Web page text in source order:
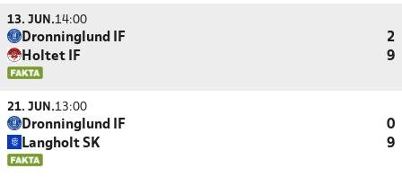
13. JUN.14:00
Dronninglund IF
2
Holtet IF
9
21. JUN.13:00
Dronninglund IF
0
Langholt SK
9